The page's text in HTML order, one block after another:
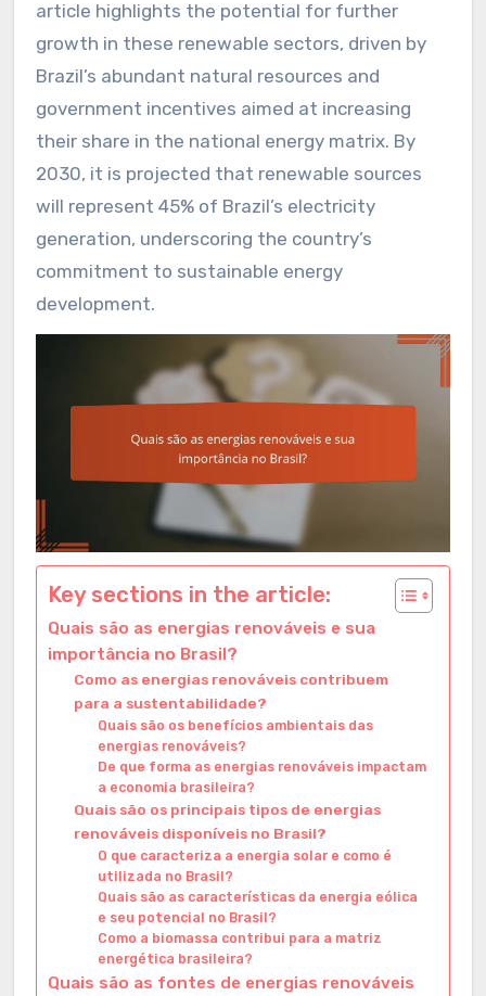
article highlights the potential for further
growth in these renewable sectors, driven by
Brazil’s abundant natural resources and
government incentives aimed at increasing
their share in the national energy matrix. By
2030, it is projected that renewable sources
will represent 45% of Brazil’s electricity
generation, underscoring the country’s
commitment to sustainable energy
development.
Key sections in the article:
Quais são as energias renováveis e sua
importância no Brasil?
Como as energias renováveis contribuem
para a sustentabilidade?
Quais são os benefícios ambientais das
energias renováveis?
De que forma as energias renováveis impactam
a economia brasileira?
Quais são os principais tipos de energias
renováveis disponíveis no Brasil?
O que caracteriza a energia solar e como é
utilizada no Brasil?
Quais são as características da energia eólica
e seu potencial no Brasil?
Como a biomassa contribui para a matriz
energética brasileira?
Quais são as fontes de energias renováveis